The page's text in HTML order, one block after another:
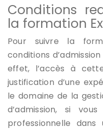
Conditions
la formation
Pour suivre la
conditions
effet, l’accès à
justification d’une
le domaine de la
d’admission, si
professionnelle